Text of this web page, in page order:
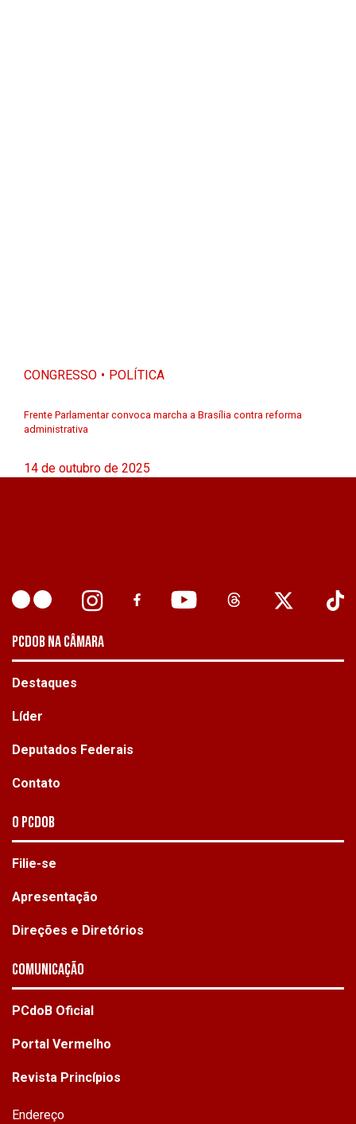
CONGRESSO POLÍTICA
Frente Parlamentar convoca marcha a Brasília contra reforma
administrativa
14 de outubro de 2025
PCDOB NA CÂMARA
Destaques
Líder
Deputados Federais
Contato
O PCdoB
Filie-se
Apresentação
Direções e Diretórios
Comunicação
PCdoB Oficial
Portal Vermelho
Revista Princípios
Endereço